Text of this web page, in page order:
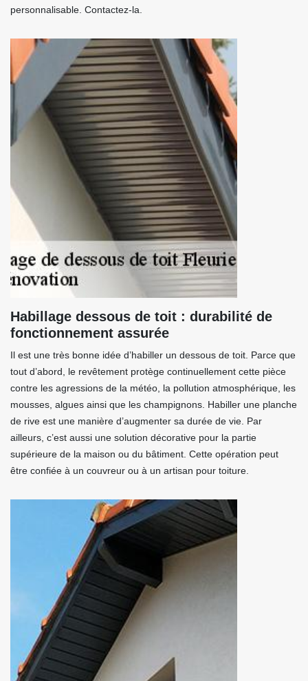
personnalisable. Contactez-la.
Habillage dessous de toit : durabilité de
fonctionnement assurée
Il est une très bonne idée d’habiller un dessous de toit. Parce que
tout d’abord, le revêtement protège continuellement cette pièce
contre les agressions de la météo, la pollution atmosphérique, les
mousses, algues ainsi que les champignons. Habiller une planche
de rive est une manière d’augmenter sa durée de vie. Par
ailleurs, c’est aussi une solution décorative pour la partie
supérieure de la maison ou du bâtiment. Cette opération peut
être confiée à un couvreur ou à un artisan pour toiture.